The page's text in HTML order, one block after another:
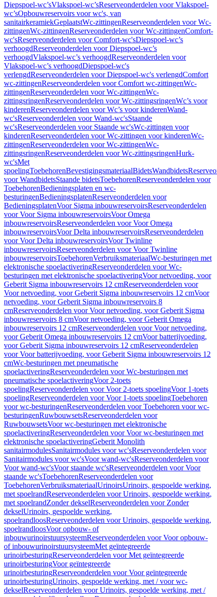
Diepspoel-wc’sVlakspoel-wc’sReserveonderdelen voor Vlakspoel-
wc’sOpbouwreservoirs voor wc's, van
sanitairkeramiekGeplaatstWc-zittingenReserveonderdelen voor Wc-
zittingenWc-zittingenReserveonderdelen voor Wc-zittingenComfort-
wc'sReserveonderdelen voor Comfort-wc'sDiepspoel-wc’s
verhoogdReserveonderdelen voor Diepspoel-wc’s
verhoogdVlakspoel-wc’s verhoogdReserveonderdelen voor
Vlakspoel-wc’s verhoogdDiepspoel-wc's
verlengdReserveonderdelen voor Diepspoel-wc's verlengdComfort
wc-zittingenReserveonderdelen voor Comfort wc-zittingenWc-
zittingenReserveonderdelen voor Wc-zittingenWc-
zittingsringenReserveonderdelen voor Wc-zittingsringenWc’s voor
kinderenReserveonderdelen voor Wc’s voor kinderenWand-
wc'sReserveonderdelen voor Wand-wc'sStaande
wc'sReserveonderdelen voor Staande wc'sWc-zittingen voor
kinderenReserveonderdelen voor Wc-zittingen voor kinderenWc-
zittingenReserveonderdelen voor Wc-zittingenWc-
zittingsringenReserveonderdelen voor Wc-zittingsringenHurk-
wc'sMet
spoelingToebehorenBevestigingsmateriaalBidetsWandbidets
voor WandbidetsStaande bidetsToebehorenReserveonderdelen voor
ToebehorenBedieningsplaten en wc-
besturingenBedieningsplatenReserveonderdelen voor
BedieningsplatenVoor Sigma inbouwreservoirsReserveonderdelen
voor Voor Sigma inbouwreservoirsVoor Omega
inbouwreservoirsReserveonderdelen voor Voor Omega
inbouwreservoirsVoor Delta inbouwreservoirsReserveonderdelen
voor Voor Delta inbouwreservoirsVoor Twinline
inbouwreservoirsReserveonderdelen voor Voor Twinline
inbouwreservoirsToebehorenVerbruiksmateriaalWc-besturingen met
elektronische spoelactiveringReserveonderdelen voor Wc-
besturingen met elektronische spoelactiveringVoor netvoeding, voor
Geberit Sigma inbouwreservoirs 12 cmReserveonderdelen voor
Voor netvoeding, voor Geberit Sigma inbouwreservoirs 12 cmVoor
netvoeding, voor Geberit Sigma inbouwreservoirs 8
cmReserveonderdelen voor Voor netvoeding, voor Geberit Sigma
inbouwreservoirs 8 cmVoor netvoeding, voor Geberit Omega
inbouwreservoirs 12 cmReserveonderdelen voor Voor netvoeding,
voor Geberit Omega inbouwreservoirs 12 cmVoor batterijvoeding,
voor Geberit Sigma inbouwreservoirs 12 cmReserveonderdelen
voor Voor batterijvoeding, voor Geberit Sigma inbouwreservoirs 12
cmWc-besturingen met pneumatische
spoelactiveringReserveonderdelen voor Wc-besturingen met
pneumatische spoelactiveringVoor 2-toets
spoelingReserveonderdelen voor Voor 2-toets spoelingVoor 1-toets
spoelingReserveonderdelen voor Voor 1-toets spoelingToebehoren
voor wc-besturingenReserveonderdelen voor Toebehoren voor wc-
besturingenRuwbouwsetsReserveonderdelen voor
RuwbouwsetsVoor wc-besturingen met elektronische
spoelactiveringReserveonderdelen voor Voor wc-besturingen met
elektronische spoelactiveringGeberit Monolith
sanitairmodulesSanitairmodules voor wc'sReserveonderdelen voor
Sanitairmodules voor wc'sVoor wand-wc'sReserveonderdelen voor
Voor wand-wc'sVoor staande wc'sReserveonderdelen voor Voor
staande wc'sToebehorenReserveonderdelen voor
ToebehorenVerbruiksmateriaalUrinoirsUrinoirs, gespoelde werking,
met spoelrandReserveonderdelen voor Urinoirs, gespoelde werking,
met spoelrandZonder dekselReserveonderdelen voor Zonder
dekselUrinoirs, gespoelde werking,
spoelrandloosReserveonderdelen voor Urinoirs, gespoelde werking,
spoelrandloosVoor opbouw- of
inbouwurinoirstuursysteemReserveonderdelen voor Voor opbouw-
of inbouwurinoirstuursysteemMet geïntegreerde
urinoirbesturingReserveonderdelen voor Met geïntegreerde
urinoirbesturingVoor geïntegreerde
urinoirbesturingReserveonderdelen voor Voor geïntegreerde
urinoirbesturingUrinoirs, gespoelde werking, met / voor wc-
dekselReserveonderdelen voor Urinoirs, gespoelde werking, met /